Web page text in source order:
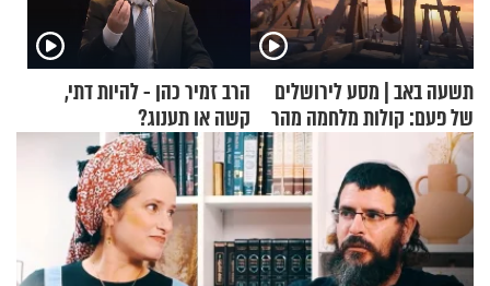
תשעה באב | מסע לירושלים
של פעם: קולות מלחמה מהר
הזיתים
הרב זמיר כהן - להיות דתי,
קשה או תענוג?